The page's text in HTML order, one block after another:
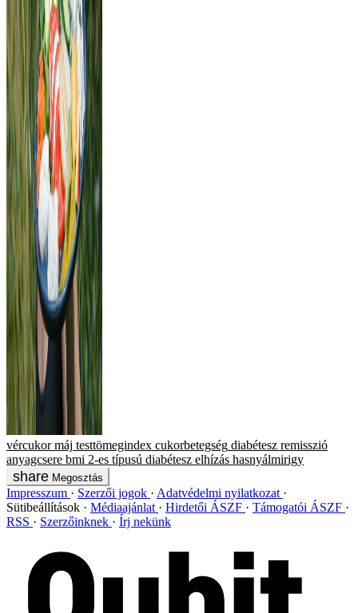
vércukor máj testtömegindex cukorbetegség diabétesz remisszió
anyagcsere bmi 2-es típusú diabétesz elhízás hasnyálmirigy
Megosztás
Impresszum Szerzői jogok
Adatvédelmi nyilatkozat
Sütibeállítások
Médiaajánlat Hirdetői ÁSZF
Támogatói ÁSZF
RSS
Szerzőinknek Írj nekünk